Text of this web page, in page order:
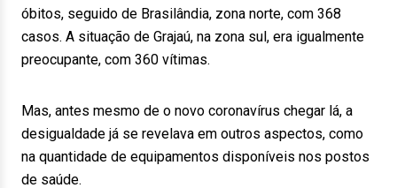
óbitos, seguido de Brasilândia, zona norte, com 368
casos. A situação de Grajaú, na zona sul, era igualmente
preocupante, com 360 vítimas.
Mas, antes mesmo de o novo coronavírus chegar lá, a
desigualdade já se revelava em outros aspectos, como
na quantidade de equipamentos disponíveis nos postos
de saúde.